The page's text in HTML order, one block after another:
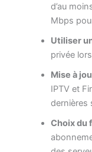
d’au
Mbps
Utiliser
privée
Mise à
IPTV et
dernières
Choix du